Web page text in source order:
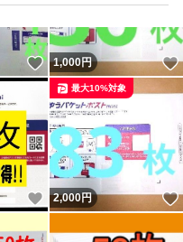
いいね！
1,000円
いいね！
2,000円
最大10%対象